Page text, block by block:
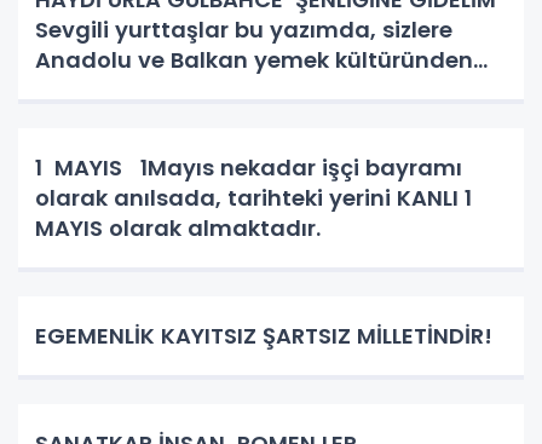
Sevgili yurttaşlar bu yazımda, sizlere
Anadolu ve Balkan yemek kültüründen
1 MAYIS 1Mayıs nekadar işçi bayramı
olarak anılsada, tarihteki yerini KANLI 1
MAYIS olarak almaktadır.
EGEMENLİK KAYITSIZ ŞARTSIZ MİLLETİNDİR!